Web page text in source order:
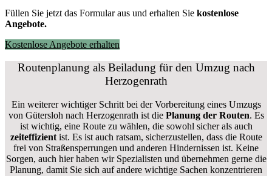
Füllen Sie jetzt das Formular aus und erhalten Sie kostenlose
Angebote.
Kostenlose Angebote erhalten
Routenplanung als Beiladung für den Umzug nach
Herzogenrath
Ein weiterer wichtiger Schritt bei der Vorbereitung eines Umzugs
von Gütersloh nach Herzogenrath ist diePlanung der Routen. Es
ist wichtig, eine Route zu wählen, die sowohl sicher als auch
zeiteffizientist. Es ist auch ratsam, sicherzustellen, dass die Route
frei von Straßensperrungen und anderen Hindernissen ist. Keine
Sorgen, auch hier haben wir Spezialisten und übernehmen gerne die
Planung, damit Sie sich auf andere wichtige Sachen konzentrieren